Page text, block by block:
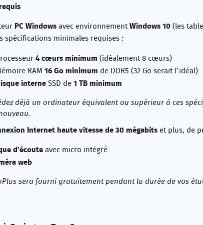
PC Windowsavec environnementWindows 10(les
spécifications minimales requises :
4 cœurs minimum (idéalement 8 cœurs)
RAM 16 Go minimum de DDR5 (32 Go serait l’idéal)
interneSSD de1 TB minimum
déjà un ordinateur équivalent ou supérieur à ces
Internet haute vitesse de 30 mégabitset plus, de
d'écouteavec micro intégré
web
sera fourni gratuitement pendant la durée de vos